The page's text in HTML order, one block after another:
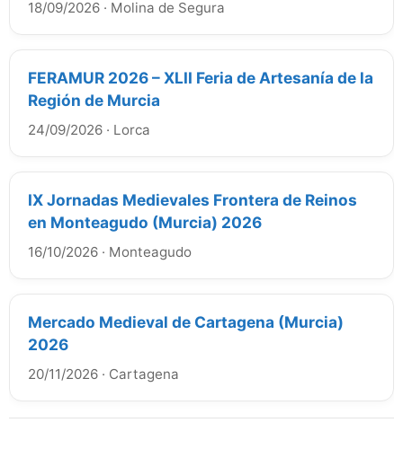
18/09/2026 · Molina de Segura
FERAMUR 2026 – XLII Feria de Artesanía de la
Región de Murcia
24/09/2026 · Lorca
IX Jornadas Medievales Frontera de Reinos
en Monteagudo (Murcia) 2026
16/10/2026 · Monteagudo
Mercado Medieval de Cartagena (Murcia)
2026
20/11/2026 · Cartagena